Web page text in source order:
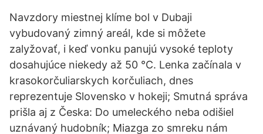
Navzdory miestnej klíme bol v Dubaji
vybudovaný zimný areál, kde si môžete
zalyžovať, i keď vonku panujú vysoké teploty
dosahujúce niekedy až 50 °C. Lenka začínala v
krasokorčuliarskych korčuliach, dnes
reprezentuje Slovensko v hokeji; Smutná správa
prišla aj z Česka: Do umeleckého neba odišiel
uznávaný hudobník; Miazga zo smreku nám